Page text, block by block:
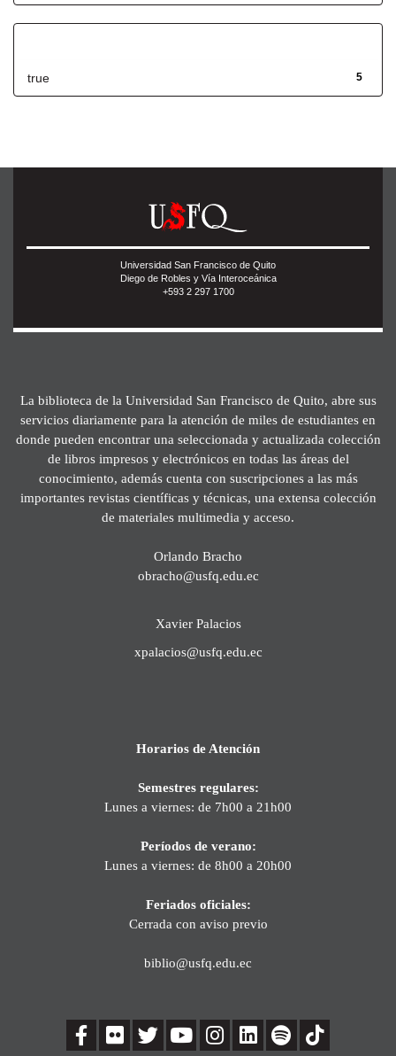
5
true
Universidad San Francisco de Quito
Diego de Robles y Vía Interoceánica
+593 2 297 1700
La biblioteca de la Universidad San Francisco de Quito, abre sus
servicios diariamente para la atención de miles de estudiantes en
donde pueden encontrar una seleccionada y actualizada colección
de libros impresos y electrónicos en todas las áreas del
conocimiento, además cuenta con suscripciones a las más
importantes revistas científicas y técnicas, una extensa colección
de materiales multimedia y acceso.
Orlando Bracho
obracho@usfq.edu.ec
Xavier Palacios
xpalacios@usfq.edu.ec
Horarios de Atención
Semestres regulares:
Lunes a viernes: de 7h00 a 21h00
Períodos de verano:
Lunes a viernes: de 8h00 a 20h00
Feriados oficiales:
Cerrada con aviso previo
biblio@usfq.edu.ec